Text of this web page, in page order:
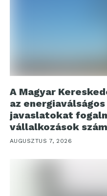
A Magyar
az
javaslatokat
vállalkozások
AUGUSZTUS 7, 2026